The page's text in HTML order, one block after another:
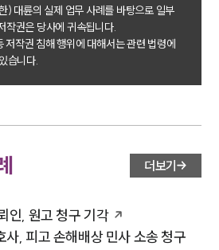
) 대륜의 실제 업무 사례를 바탕으로 일부
작권은 당사에 귀속됩니다.
저작권 침해 행위에 대해서는 관련 법령에
습니다.
더보기
인, 원고 청구 기각
사, 피고 손해배상 민사 소송 청구